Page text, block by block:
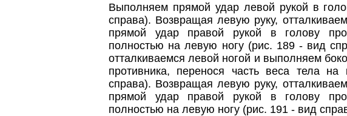
Выполняем прямой удар левой рукой в
справа). Возвращая левую руку,
прямой удар правой рукой в голову
полностью на левую ногу (рис. 189 - вид
отталкиваемся левой ногой и выполняем
противника, перенося часть веса тела
справа). Возвращая левую руку,
прямой удар правой рукой в голову
полностью на левую ногу (рис. 191 - вид